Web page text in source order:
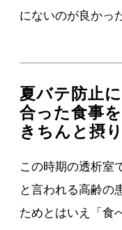
にないのが良かっ
夏バテ防止
合った食事を
きちんと摂
この時期の透析室
と言われる高齢の
ためとはいえ「食